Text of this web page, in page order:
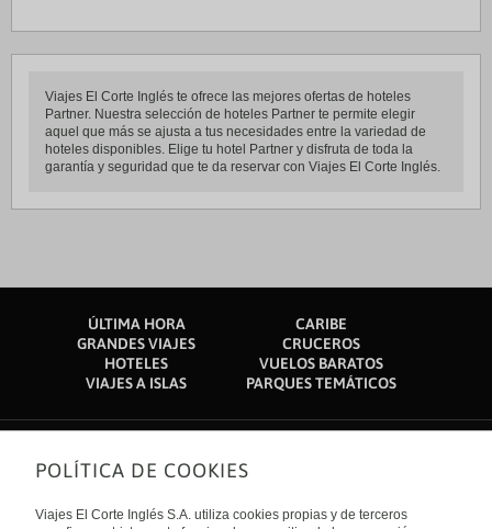
Viajes El Corte Inglés te ofrece las mejores ofertas de hoteles
Partner. Nuestra selección de hoteles Partner te permite elegir
aquel que más se ajusta a tus necesidades entre la variedad de
hoteles disponibles. Elige tu hotel Partner y disfruta de toda la
garantía y seguridad que te da reservar con Viajes El Corte Inglés.
ÚLTIMA HORA
CARIBE
GRANDES VIAJES
CRUCEROS
HOTELES
VUELOS BARATOS
VIAJES A ISLAS
PARQUES TEMÁTICOS
Sobre nosotros
Quiénes somos
POLÍTICA DE COOKIES
Viajes El Corte Inglés S.A. utiliza cookies propias y de terceros